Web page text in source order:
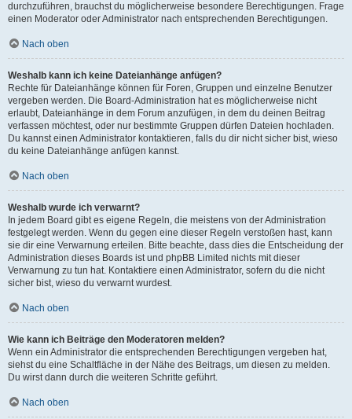
durchzuführen, brauchst du möglicherweise besondere Berechtigungen. Frage
einen Moderator oder Administrator nach entsprechenden Berechtigungen.
Nach oben
Weshalb kann ich keine Dateianhänge anfügen?
Rechte für Dateianhänge können für Foren, Gruppen und einzelne Benutzer
vergeben werden. Die Board-Administration hat es möglicherweise nicht
erlaubt, Dateianhänge in dem Forum anzufügen, in dem du deinen Beitrag
verfassen möchtest, oder nur bestimmte Gruppen dürfen Dateien hochladen.
Du kannst einen Administrator kontaktieren, falls du dir nicht sicher bist, wieso
du keine Dateianhänge anfügen kannst.
Nach oben
Weshalb wurde ich verwarnt?
In jedem Board gibt es eigene Regeln, die meistens von der Administration
festgelegt werden. Wenn du gegen eine dieser Regeln verstoßen hast, kann
sie dir eine Verwarnung erteilen. Bitte beachte, dass dies die Entscheidung der
Administration dieses Boards ist und phpBB Limited nichts mit dieser
Verwarnung zu tun hat. Kontaktiere einen Administrator, sofern du die nicht
sicher bist, wieso du verwarnt wurdest.
Nach oben
Wie kann ich Beiträge den Moderatoren melden?
Wenn ein Administrator die entsprechenden Berechtigungen vergeben hat,
siehst du eine Schaltfläche in der Nähe des Beitrags, um diesen zu melden.
Du wirst dann durch die weiteren Schritte geführt.
Nach oben